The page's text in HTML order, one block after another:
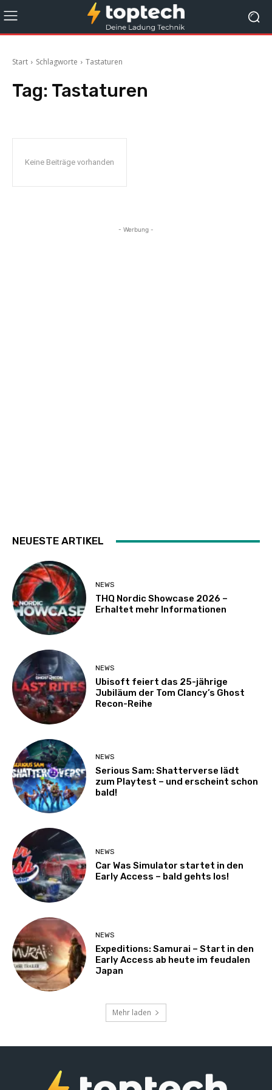
Start Schlagworte Tastaturen
Tag: Tastaturen
Keine Beiträge vorhanden
- Werbung -
NEUESTE ARTIKEL
NEWS
THQ Nordic Showcase 2026 –
Erhaltet mehr Informationen
NEWS
Ubisoft feiert das 25-jährige
Jubiläum der Tom Clancy’s Ghost
Recon-Reihe
NEWS
Serious Sam: Shatterverse lädt
zum Playtest – und erscheint schon
bald!
NEWS
Car Was Simulator startet in den
Early Access – bald gehts los!
NEWS
Expeditions: Samurai – Start in den
Early Access ab heute im feudalen
Japan
Mehr laden